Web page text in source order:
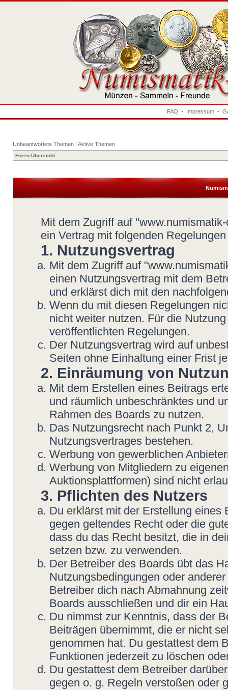
FAQ - Impressum -
Unbeantwortete Themen | Aktive Themen
Foren-Übersicht
Mit dem Zugriff auf
ein Vertrag mit folgenden
1. Nutzungsvertrag
Mit dem Zugriff auf
einen Nutzungsvertrag mit dem
und erklärst dich mit den
Wenn du mit diesen Regelungen
nicht weiter nutzen. Für die
veröffentlichten Regelungen.
Der Nutzungsvertrag wird auf
Seiten ohne Einhaltung einer Frist
2. Einräumung von
Mit dem Erstellen eines Beitrags
und räumlich unbeschränktes und
Rahmen des Boards zu nutzen.
Das Nutzungsrecht nach Punkt 2,
Nutzungsvertrages bestehen.
Werbung von gewerblichen
Werbung von Mitgliedern zu
Auktionsplattformen) sind nicht
3. Pflichten des Nutzers
Du erklärst mit der Erstellung eines
gegen geltendes Recht oder die
dass du das Recht besitzt, die in
setzen bzw. zu verwenden.
Der Betreiber des Boards übt das
Nutzungsbedingungen oder
Betreiber dich nach Abmahnung
Boards ausschließen und dir ein
Du nimmst zur Kenntnis, dass der
Beiträgen übernimmt, die er nicht
genommen hat. Du gestattest dem
Funktionen jederzeit zu löschen
Du gestattest dem Betreiber
gegen o. g. Regeln verstoßen oder